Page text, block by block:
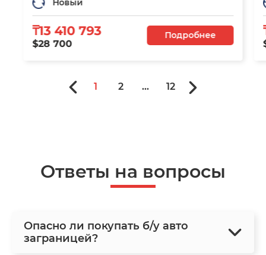
₸13 410 793
$28 700
Подробнее
1 2 ... 12
Ответы на вопросы
Опасно ли покупать б/у авто
заграницей?